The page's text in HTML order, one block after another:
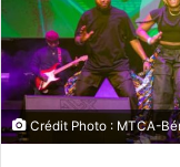
Crédit Photo : MTCA-